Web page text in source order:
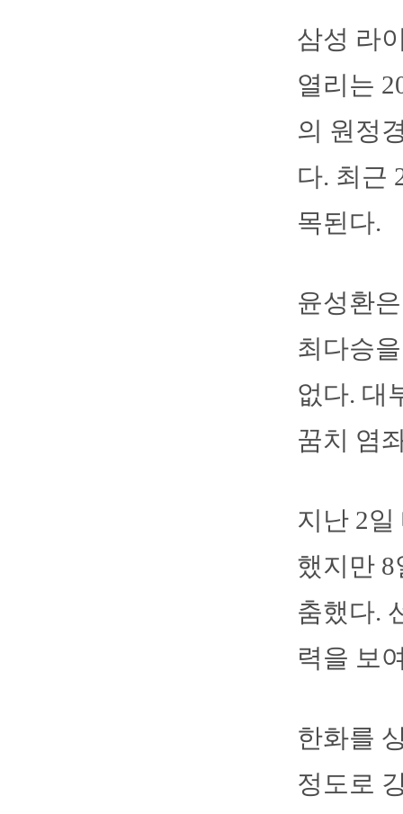
삼성 라
열리는
의 원정
다. 최근
목된다.
윤성환
최다승
없다. 대
꿈치 염
지난 2
했지만
춤했다.
력을 보
한화를
정도로